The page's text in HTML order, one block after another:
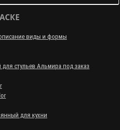
виды и формы
для стульев Альмира под заказ
для кухни